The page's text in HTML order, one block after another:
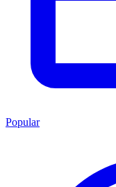
Popular